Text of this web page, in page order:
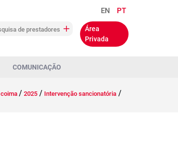
EN PT
Área
Privada
de prestadores
COMUNICAÇÃO
coima / 2025 / Intervenção sancionatória /